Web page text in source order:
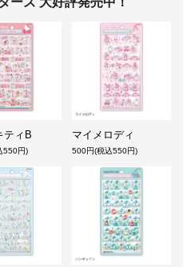
ティB
550円)
マイメロディ
500円(税込550円)